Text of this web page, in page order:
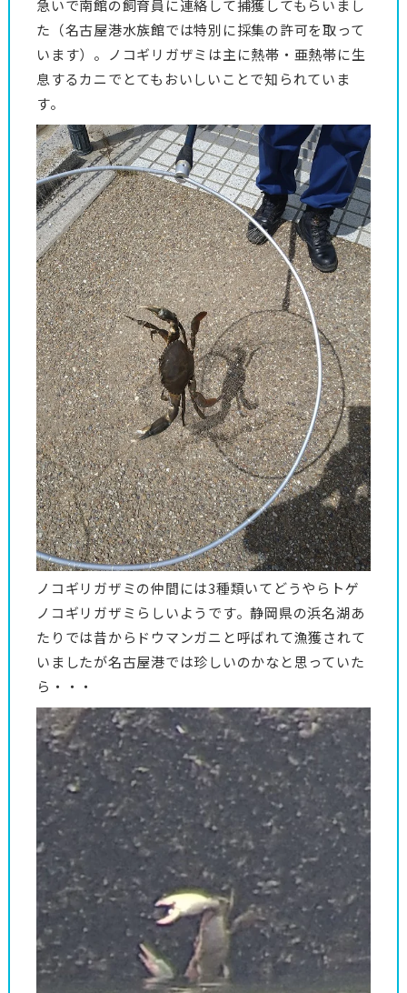
急いで南館の飼育員に連絡して捕獲してもらいまし
た（名古屋港水族館では特別に採集の許可を取って
います）。ノコギリガザミは主に熱帯・亜熱帯に生
息するカニでとてもおいしいことで知られていま
す。
ノコギリガザミの仲間には3種類いてどうやらトゲ
ノコギリガザミらしいようです。静岡県の浜名湖あ
たりでは昔からドウマンガニと呼ばれて漁獲されて
いましたが名古屋港では珍しいのかなと思っていた
ら・・・